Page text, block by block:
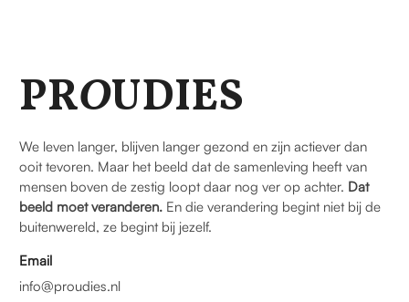
PROUDIES
We leven langer, blijven langer gezond en zijn actiever dan
ooit tevoren. Maar het beeld dat de samenleving heeft van
mensen boven de zestig loopt daar nog ver op achter. Dat
beeld moet veranderen. En die verandering begint niet bij de
buitenwereld, ze begint bij jezelf.
Email
info@proudies.nl